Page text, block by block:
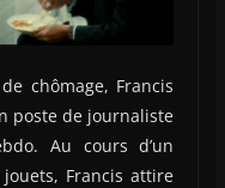
chômage, Francis
poste de journaliste
Au cours d’un
Francis attire